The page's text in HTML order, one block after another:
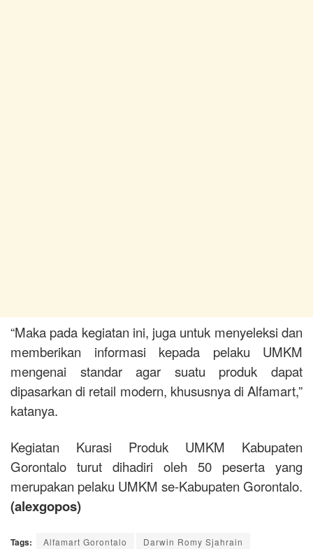
“Maka pada kegiatan ini, juga untuk menyeleksi dan
memberikan informasi kepada pelaku UMKM
mengenai standar agar suatu produk dapat
dipasarkan di retail modern, khususnya di Alfamart,”
katanya.
Kegiatan Kurasi Produk UMKM Kabupaten
Gorontalo turut dihadiri oleh 50 peserta yang
merupakan pelaku UMKM se-Kabupaten Gorontalo.
(alexgopos)
Tags: Alfamart Gorontalo
Darwin Romy Sjahrain